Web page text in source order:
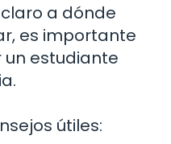
a dónde
es importante
un estudiante
útiles: